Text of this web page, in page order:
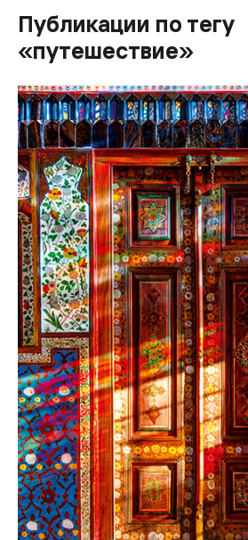
Публикации по тегу
«путешествие»